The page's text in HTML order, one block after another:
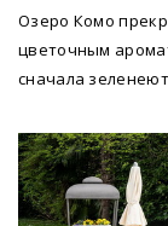
Озеро Комо
цветочным
сначала